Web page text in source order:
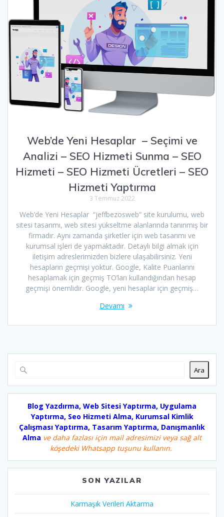
Web’de Yeni Hesaplar – Seçimi ve
Analizi – SEO Hizmeti Sunma – SEO
Hizmeti – SEO Hizmeti Ücretleri – SEO
Hizmeti Yaptırma
3 Temmuz 2022
Web’de Yeni Hesaplar “jeffbezosweb“ site kurulumu, web
sitesi tasarımı, web sitesi yükseltme alanlarında tanınmış bir
firmadır. Aynı zamanda şirketler için web tasarımı ve
kurumsal işleri de yapmaktadır. Detaylı bilgi almak için
iletişim adreslerimizden bizlere ulaşabilirsiniz. Yeni
hesapların geçmişi yoktur. Google, Kalite Puanlarını
hesaplamak için geçmiş TO’ları kullandığından hesap
geçmişi önemlidir. Google, yeni hesaplar için geçmiş…
Devamı
Ara
Blog Yazdırma, Web Sitesi Yaptırma, Uygulama
Yaptırma, Seo Hizmeti Alma, Kurumsal Kimlik
Çalışması Yaptırma, Tasarım Yaptırma, Danışmanlık
Alma ve daha fazlası için mail adresimizi veya sağ alt
köşedeki Whatsapp tuşunu kullanın.
SON YAZILAR
Karmaşık Verileri Aktarma